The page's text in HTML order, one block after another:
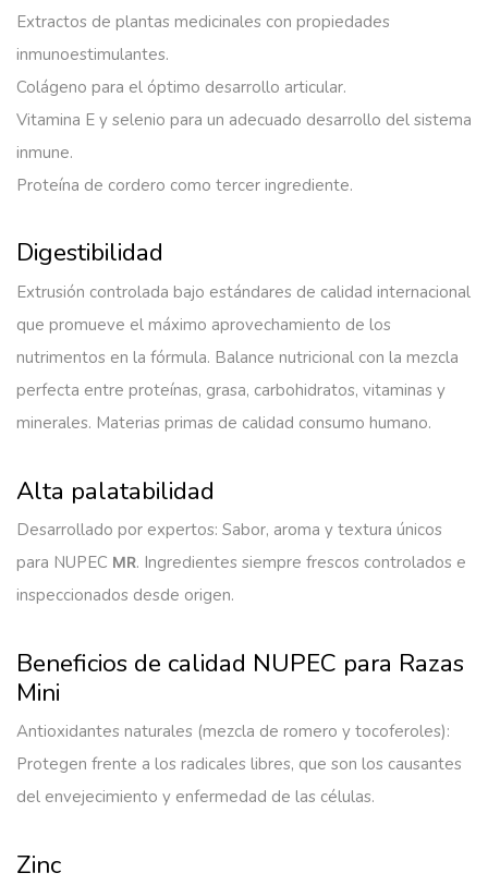
Extractos de plantas medicinales con propiedades
inmunoestimulantes.
Colágeno para el óptimo desarrollo articular.
Vitamina E y selenio para un adecuado desarrollo del sistema
inmune.
Proteína de cordero como tercer ingrediente.
Digestibilidad
Extrusión controlada bajo estándares de calidad internacional
que promueve el máximo aprovechamiento de los
nutrimentos en la fórmula. Balance nutricional con la mezcla
perfecta entre proteínas, grasa, carbohidratos, vitaminas y
minerales. Materias primas de calidad consumo humano.
Alta palatabilidad
Desarrollado por expertos: Sabor, aroma y textura únicos
para NUPEC MR. Ingredientes siempre frescos controlados e
inspeccionados desde origen.
Beneficios de calidad NUPEC para Razas
Mini
Antioxidantes naturales (mezcla de romero y tocoferoles):
Protegen frente a los radicales libres, que son los causantes
del envejecimiento y enfermedad de las células.
Zinc